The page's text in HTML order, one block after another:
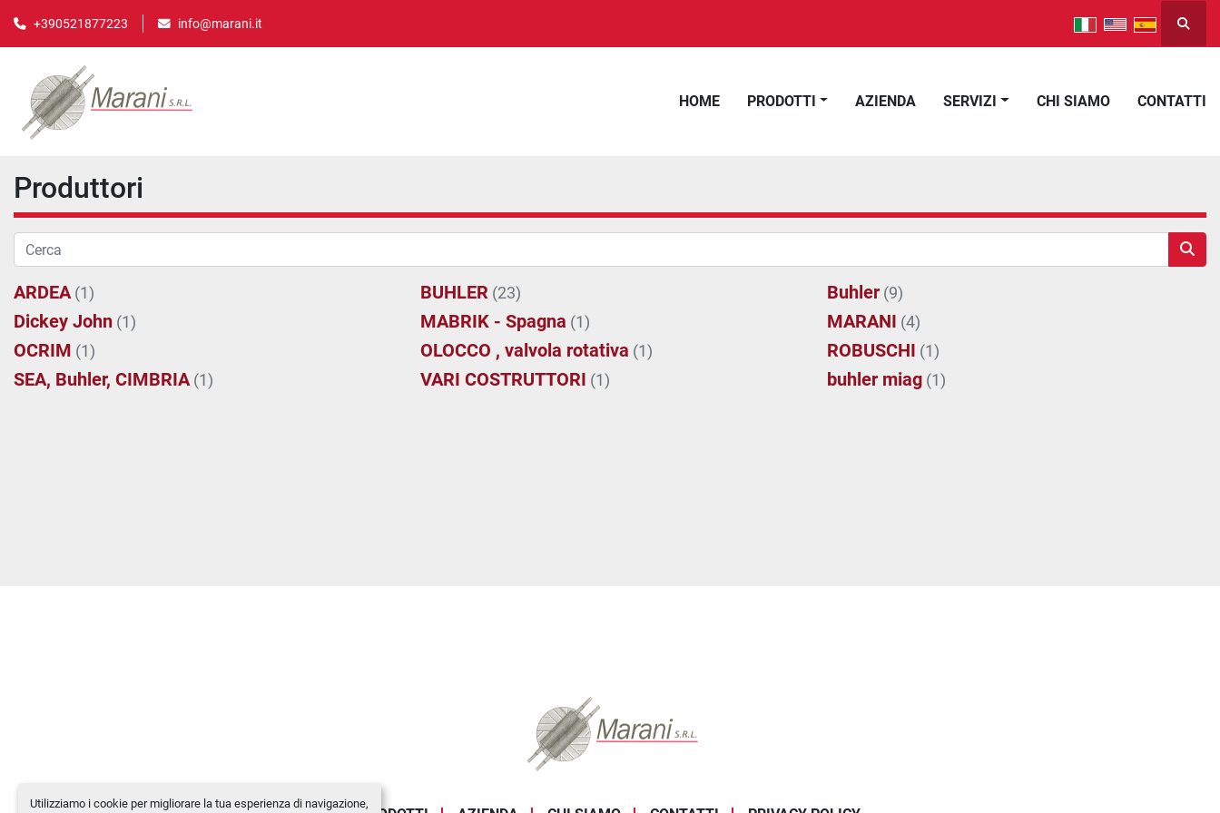
Utilizziamo i cookie per migliorare la tua esperienza di navigazione,
+390521877223 info@marani.it
Cerca
HOME PRODOTTI AZIENDA SERVIZI CHI SIAMO CONTATTI
Produttori
ARDEA(1) BUHLER (23) Buhler (9)
Dickey John (1) MABRIK - Spagna (1) MARANI (4)
OCRIM (1) OLOCCO , valvola rotativa (1) ROBUSCHI (1)
SEA, Buhler, CIMBRIA(1) VARI COSTRUTTORI (1) buhler miag (1)